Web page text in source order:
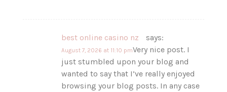
best online casino nz says:
August 7, 2026 at 11:10 pmVery nice post. I
just stumbled upon your blog and
wanted to say that I’ve really enjoyed
browsing your blog posts. In any case